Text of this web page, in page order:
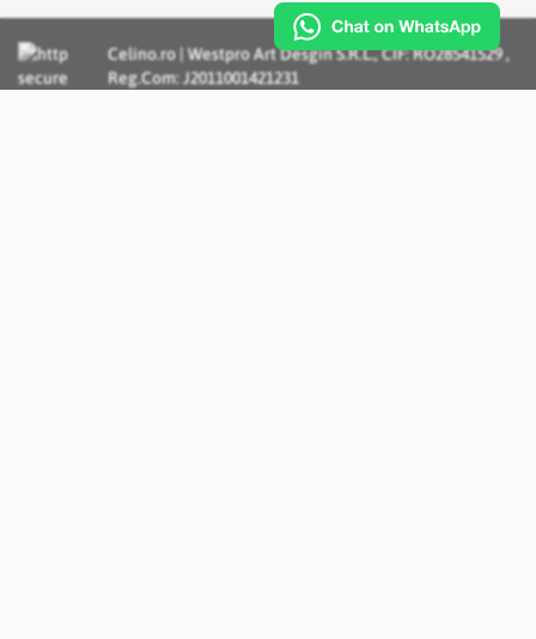
Celino.ro | Westpro Art Desgin S.R.L., CIF: RO28541529 ,
Reg.Com: J2011001421231